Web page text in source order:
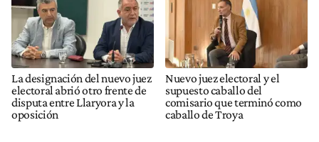
La designación del nuevo juez
electoral abrió otro frente de
disputa entre Llaryora y la
oposición
Nuevo juez electoral y el
supuesto caballo del
comisario que terminó como
caballo de Troya